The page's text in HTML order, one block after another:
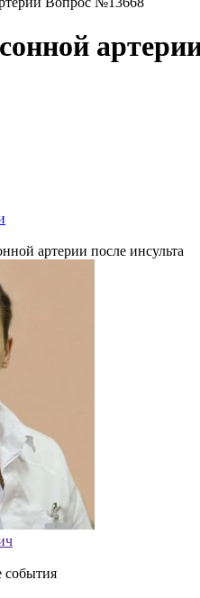
артерии после инсульта
события